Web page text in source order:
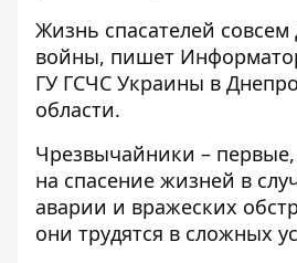
Жизнь спасателей совсем
войны, пишет
ГУ ГСЧС Украины в
области.
Чрезвычайники –
на спасение жизней в
аварии и вражеских
они трудятся в сложных